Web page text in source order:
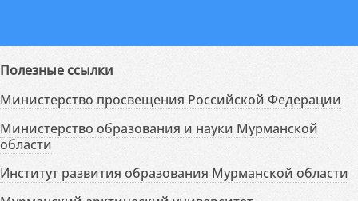
Полезные ссылки
Министерство просвещения Российской Федерации
Министерство образования и науки Мурманской
области
Институт развития образования Мурманской области